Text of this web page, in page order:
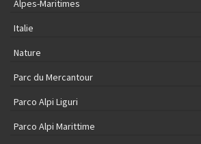
Alpes-Maritimes
Italie
Nature
Parc du Mercantour
Parco Alpi Liguri
Parco Alpi Marittime